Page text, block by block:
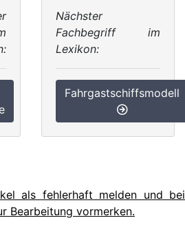
Nächster
Fachbegriff im
Lexikon:
Fahrgastschiffsmodell
als fehlerhaft melden und bei
Bearbeitung vormerken.